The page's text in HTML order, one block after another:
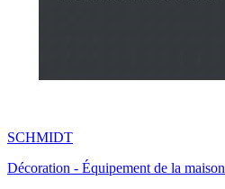
SCHMIDT
Décoration - Équipement de la maison